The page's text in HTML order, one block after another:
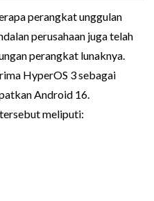
perangkat unggulan
perusahaan juga telah
perangkat lunaknya.
HyperOS 3 sebagai
Android 16.
meliputi: